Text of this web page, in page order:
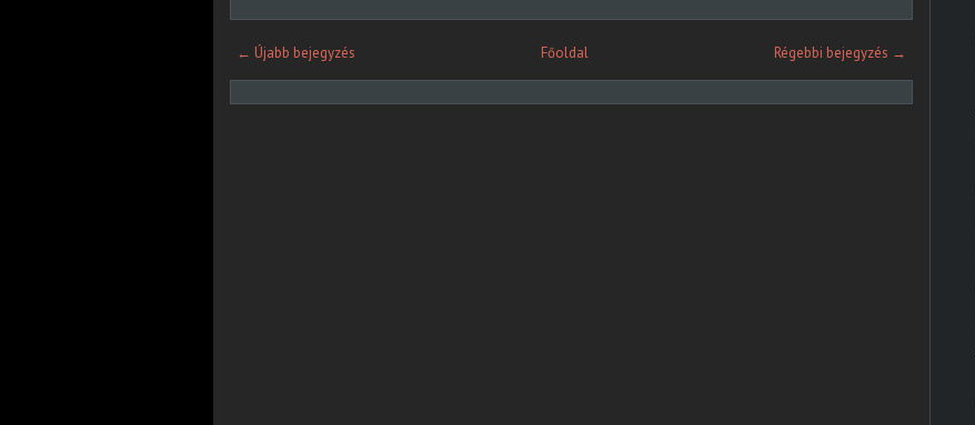
← Újabb bejegyzés Régebbi bejegyzés →
Főoldal